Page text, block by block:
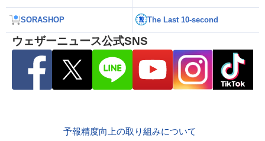
SORASHOP The Last 10-second
ウェザーニュース公式SNS
予報精度向上の取り組みについて